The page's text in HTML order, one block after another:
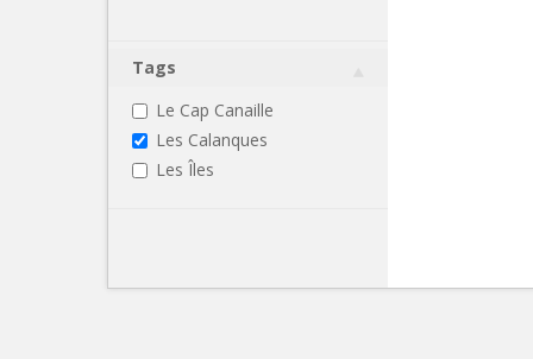
Tags
Le Cap Canaille
Les Calanques
Les Îles